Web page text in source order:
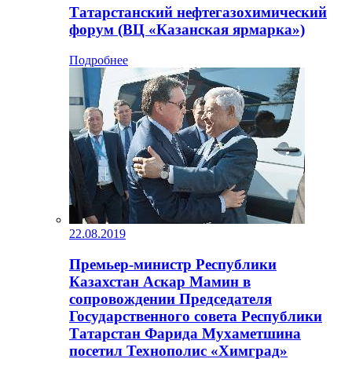
Татарстанский нефтегазохимический
форум (ВЦ «Казанская ярмарка»)
Подробнее
22.08.2019
Премьер-министр Республики
Казахстан Аскар Мамин в
сопровождении Председателя
Государственного совета Республики
Татарстан Фарида Мухаметшина
посетил Технополис «Химград»